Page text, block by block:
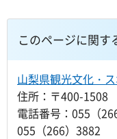
このページに関す
山梨県観光文化・
住所：〒400-1508
電話番号：055（
055（266）3882